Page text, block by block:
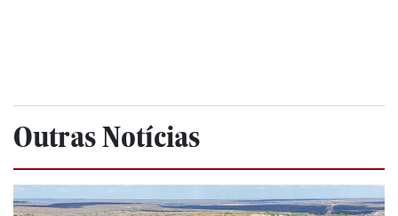
Outras Notícias